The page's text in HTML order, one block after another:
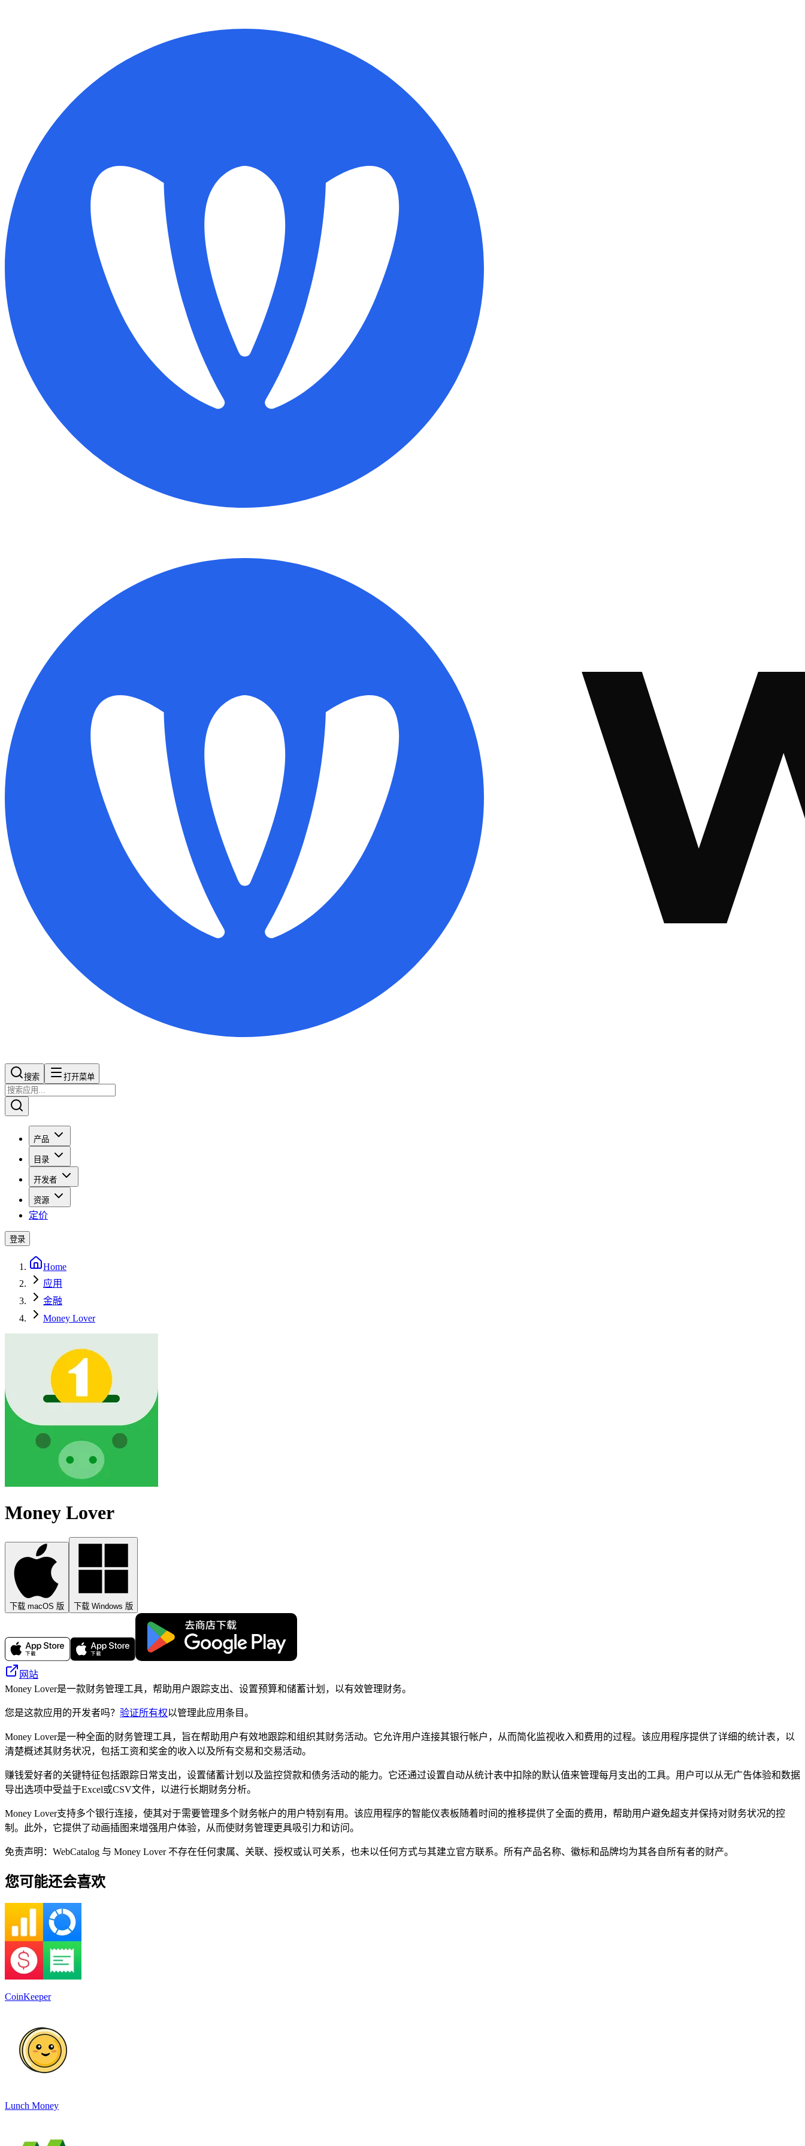
搜索​​​​ 打开菜单
产品
目录
开发者
资源
定价
登录
Home
应用
金融
Money Lover
Money Lover
下载 macOS 版 下载 Windows 版
网站
Money Lover是一款财务管理工具，帮助用户跟踪支出、设置预算和储蓄计划，以有效管理财务。
您是这款应用的开发者吗？ 验证所有权以管理此应用条目。
Money Lover是一种全面的财务管理工具，旨在帮助用户有效地跟踪和组织其财务活动。它允许用户连接其银行帐户，从而简化监视收入和费用的过程。该应用程序提供了详细的统计表，以
清楚概述其财务状况，包括工资和奖金的收入以及所有交易和交易活动。
赚钱爱好者的关键特征包括跟踪日常支出，设置储蓄计划以及监控贷款和债务活动的能力。它还通过设置自动从统计表中扣除的默认值来管理每月支出的工具。用户可以从无广告体验和数据
导出选项中受益于Excel或CSV文件，以进行长期财务分析。
Money Lover支持多个银行连接，使其对于需要管理多个财务帐户的用户特别有用。该应用程序的智能仪表板随着时间的推移提供了全面的费用，帮助用户避免超支并保持对财务状况的控
制。此外，它提供了动画插图来增强用户体验，从而使财务管理更具吸引力和访问。
免责声明：WebCatalog 与 Money Lover 不存在任何隶属、关联、授权或认可关系，也未以任何方式与其建立官方联系。所有产品名称、徽标和品牌均为其各自所有者的财产。
您可能还会喜欢
CoinKeeper
Lunch Money